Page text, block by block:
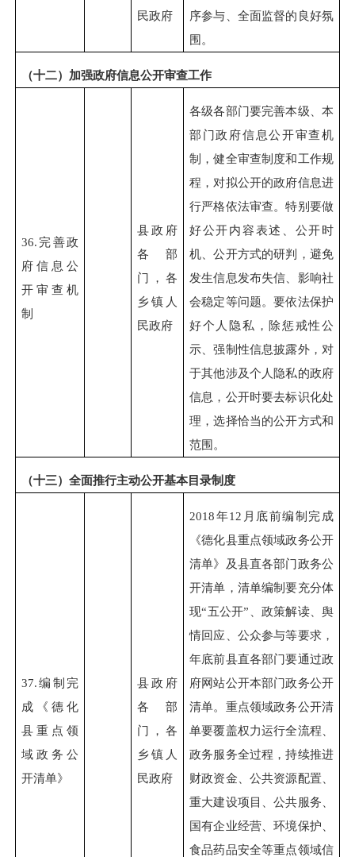
民政府
序参与、全面监督的良好氛
围。
（十二）加强政府信息公开审查工作
36. 完善政
府信息公
开审查机
制
县政府
各部
门，各
乡镇人
民政府
各级各部门要完善本级、本
部门政府信息公开审查机
制，健全审查制度和工作规
程，对拟公开的政府信息进
行严格依法审查。特别要做
好公开内容表述、公开时
机、公开方式的研判，避免
发生信息发布失信、影响社
会稳定等问题。要依法保护
好个人隐私，除惩戒性公
示、强制性信息披露外，对
于其他涉及个人隐私的政府
信息，公开时要去标识化处
理，选择恰当的公开方式和
范围。
（十三）全面推行主动公开基本目录制度
37.编制完
成《德化
县重点领
域政务公
开清单》
县政府
各部
门，各
乡镇人
民政府
2018年12月底前编制完成
《德化县重点领域政务公开
清单》及县直各部门政务公
开清单，清单编制要充分体
现“五公开”、政策解读、舆
情回应、公众参与等要求，
年底前县直各部门要通过政
府网站公开本部门政务公开
清单。重点领域政务公开清
单要覆盖权力运行全流程、
政务服务全过程，持续推进
财政资金、公共资源配置、
重大建设项目、公共服务、
国有企业经营、环境保护、
食品药品安全等重点领域信